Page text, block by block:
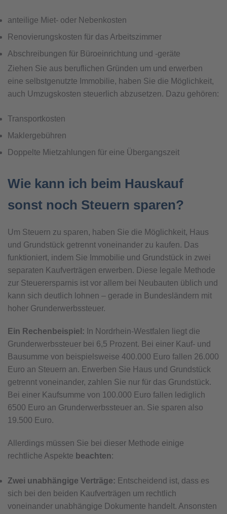
anteilige Miet- oder Nebenkosten
Renovierungskosten für das Arbeitszimmer
Abschreibungen für Büroeinrichtung und -geräte
Ziehen Sie aus beruflichen Gründen um und erwerben
eine selbstgenutzte Immobilie, haben Sie die Möglichkeit,
auch Umzugskosten steuerlich abzusetzen. Dazu gehören:
Transportkosten
Maklergebühren
Doppelte Mietzahlungen für eine Übergangszeit
Wie kann ich beim Hauskauf
sonst noch Steuern sparen?
Um Steuern zu sparen, haben Sie die Möglichkeit, Haus
und Grundstück getrennt voneinander zu kaufen. Das
funktioniert, indem Sie Immobilie und Grundstück in zwei
separaten Kaufverträgen erwerben. Diese legale Methode
zur Steuerersparnis ist vor allem bei Neubauten üblich und
kann sich deutlich lohnen – gerade in Bundesländern mit
hoher Grunderwerbssteuer.
Ein Rechenbeispiel: In Nordrhein-Westfalen liegt die
Grunderwerbssteuer bei 6,5 Prozent. Bei einer Kauf- und
Bausumme von beispielsweise 400.000 Euro fallen 26.000
Euro an Steuern an. Erwerben Sie Haus und Grundstück
getrennt voneinander, zahlen Sie nur für das Grundstück.
Bei einer Kaufsumme von 100.000 Euro fallen lediglich
6500 Euro an Grunderwerbssteuer an. Sie sparen also
19.500 Euro.
Allerdings müssen Sie bei dieser Methode einige
rechtliche Aspekte beachten:
Zwei unabhängige Verträge: Entscheidend ist, dass es
sich bei den beiden Kaufverträgen um rechtlich
voneinander unabhängige Dokumente handelt. Ansonsten